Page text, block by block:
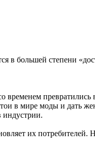
в большей степени
в мире моды и дать
индустрии.
их